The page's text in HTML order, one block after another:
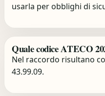
usarla per obblighi di
Quale codice ATECO
Nel raccordo risultano
43.99.09.